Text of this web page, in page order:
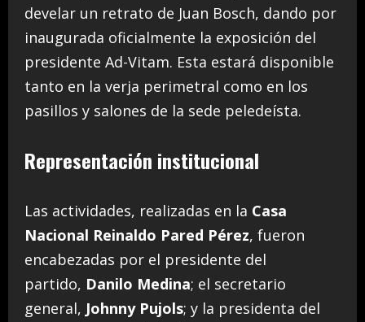
develar un retrato de Juan Bosch, dando por
inaugurada oficialmente la exposición del
presidente Ad-Vitam. Esta estará disponible
tanto en la verja perimetral como en los
pasillos y salones de la sede peledeísta.
Representación institucional
Las actividades, realizadas en la Casa
Nacional Reinaldo Pared Pérez, fueron
encabezadas por el presidente del
partido, Danilo Medina; el secretario
general, Johnny Pujols; y la presidenta del